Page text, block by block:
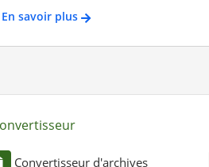
En savoir plus
Convertisseur d'archives